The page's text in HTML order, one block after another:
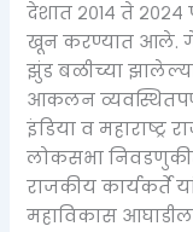
देशात २०१४ ते
खून करण्यात आले.
झुंड बळीच्या
आकलन
इंडिया व महाराष्ट्र
लोकसभा
राजकीय कार्यकर्ते
महाविकास